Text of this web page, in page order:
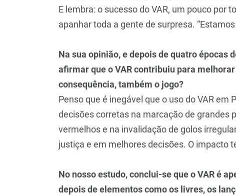
E lembra: o sucesso do VAR, um pouco por
apanhar toda a gente de surpresa.
Na sua opinião, e depois de quatro
afirmar que o VAR contribuiu para
consequência, também o jogo?
Penso que é inegável que o uso do VAR
decisões corretas na marcação de grandes
vermelhos e na invalidação de golos
justiça e em melhores decisões. O impacto
No nosso estudo, conclui-se que o VAR é
depois de elementos como os livres, os